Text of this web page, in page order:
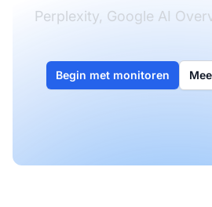
Perplexity, Google AI
Begin met monitoren